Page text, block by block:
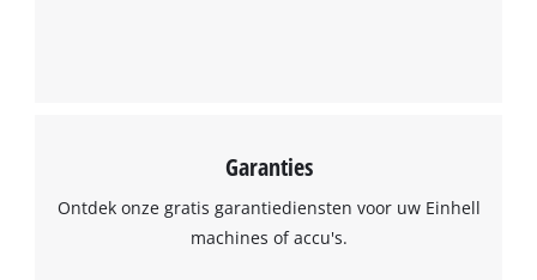
Garanties
Ontdek onze gratis garantiediensten voor uw Einhell
machines of accu's.